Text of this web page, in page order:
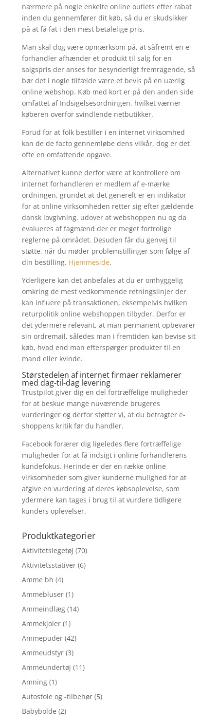
nærmere på nogle enkelte online outlets efter rabat
inden du gennemfører dit køb, så du er skudsikker
på at få fat i den mest betalelige pris.
Man skal dog være opmærksom på, at såfremt en e-
forhandler afhænder et produkt til salg for en
salgspris der anses for besynderligt fremragende, så
bør det i nogle tilfælde være et bevis på en uærlig
online webshop. Køb med kort er på den anden side
omfattet af Indsigelsesordningen, hvilket værner
køberen overfor svindlende netbutikker.
Forud for at folk bestiller i en internet virksomhed
kan de de facto gennemløbe dens vilkår, dog er det
ofte en omfattende opgave.
Alternativet kunne derfor være at kontrollere om
internet forhandleren er medlem af e-mærke
ordningen, grundet at det generelt er en indikator
for at online virksomheden retter sig efter gældende
dansk lovgivning, udover at webshoppen nu og da
evalueres af fagmænd der er meget fortrolige
reglerne på området. Desuden får du genvej til
støtte, når du møder problemstillinger som følge af
din bestilling. Hjemmeside.
Yderligere kan det anbefales at du er omhyggelig
omkring de mest vedkommende retningslinjer der
kan influere på transaktionen, eksempelvis hvilken
returpolitik online webshoppen tilbyder. Derfor er
det ydermere relevant, at man permanent opbevarer
sin ordremail, således man i fremtiden kan bevise sit
køb, hvad end man efterspørger produkter til en
mand eller kvinde.
Størstedelen af internet firmaer reklamerer
med dag-til-dag levering
Trustpilot giver dig en del fortræffelige muligheder
for at beskue mange nuværende brugeres
vurderinger og derfor støtter vi, at du betragter e-
shoppens kritik før du handler.
Facebook forærer dig ligeledes flere fortræffelige
muligheder for at få indsigt i online forhandlerens
kundefokus. Herinde er der en række online
virksomheder som giver kunderne mulighed for at
afgive en vurdering af deres købsoplevelse, som
ydermere kan tages i brug til at vurdere tidligere
kunders oplevelser.
Produktkategorier
Aktivitetslegetøj (70)
Aktivitetsstativer (6)
Amme bh (4)
Ammebluser (1)
Ammeindlæg (14)
Ammekjoler (1)
Ammepuder (42)
Ammeudstyr (3)
Ammeundertøj (11)
Amning (1)
Autostole og -tilbehør (5)
Babybolde (2)